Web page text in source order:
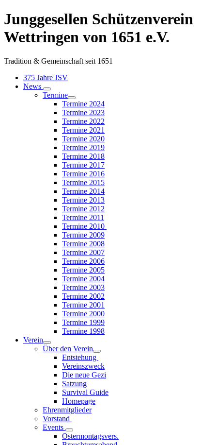
Junggesellen Schützenverein
Wettringen von 1651 e.V.
Tradition & Gemeinschaft seit 1651
375 Jahre JSV
News
Termine
Termine 2024
Termine 2023
Termine 2022
Termine 2021
Termine 2020
Termine 2019
Termine 2018
Termine 2017
Termine 2016
Termine 2015
Termine 2014
Termine 2013
Termine 2012
Termine 2011
Termine 2010
Termine 2009
Termine 2008
Termine 2007
Termine 2006
Termine 2005
Termine 2004
Termine 2003
Termine 2002
Termine 2001
Termine 2000
Termine 1999
Termine 1998
Verein
Über den Verein
Entstehung
Vereinszweck
Die neue Gezi
Satzung
Survival Guide
Homepage
Ehrenmitglieder
Vorstand
Events
Ostermontagsvers.